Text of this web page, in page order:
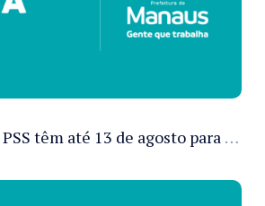
Convocados do PSS têm até 13 de agosto para cumprir pré-admissionais para vacinação antirrábica animal em Manaus